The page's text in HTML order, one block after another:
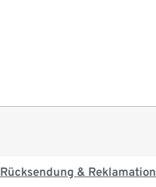
Rücksendung & Reklamation